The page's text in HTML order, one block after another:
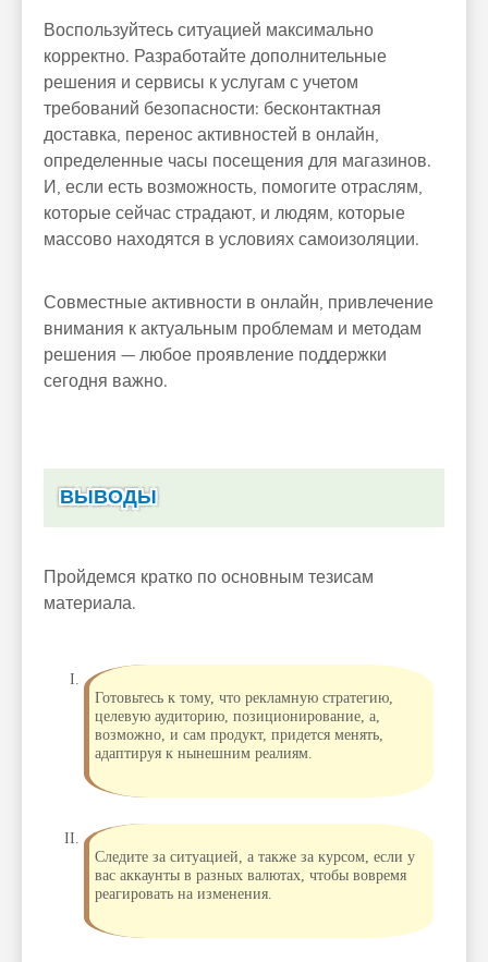
Воспользуйтесь ситуацией максимально
корректно. Разработайте дополнительные
решения и сервисы к услугам с учетом
требований безопасности: бесконтактная
доставка, перенос активностей в онлайн,
определенные часы посещения для магазинов.
И, если есть возможность, помогите отраслям,
которые сейчас страдают, и людям, которые
массово находятся в условиях самоизоляции.
Совместные активности в онлайн, привлечение
внимания к актуальным проблемам и методам
решения — любое проявление поддержки
сегодня важно.
ВЫВОДЫ
Пройдемся кратко по основным тезисам
материала.
Готовьтесь к тому, что рекламную стратегию,
целевую аудиторию, позиционирование, а,
возможно, и сам продукт, придется менять,
адаптируя к нынешним реалиям.
Следите за ситуацией, а также за курсом, если у
вас аккаунты в разных валютах, чтобы вовремя
реагировать на изменения.